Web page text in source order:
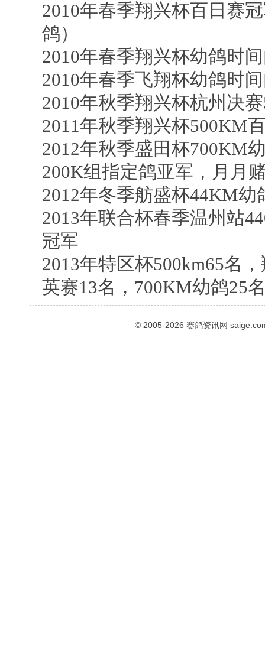
2010年春季翔兴杯百日赛
鸽）
2010年春季翔兴杯幼鸽时
2010年春季飞翔杯幼鸽时
2010年秋季翔兴杯杭州决
2011年秋季翔兴杯500KM
2012年秋季盛田杯700KM
200K组指定鸽亚军，月月
2012年冬季舫盛杯44KM幼
2013年联合杯春季温州站
冠军
2013年特区杯500km65名
英赛13名，700KM幼鸽25
© 2005-2026 赛鸽资讯网